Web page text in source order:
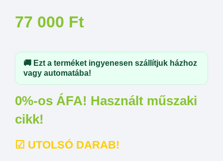
77 000 Ft
🚚 Ezt a terméket ingyenesen szállítjuk házhoz
vagy automatába!
0%-os ÁFA! Használt műszaki
cikk!
☑ UTOLSÓ DARAB!